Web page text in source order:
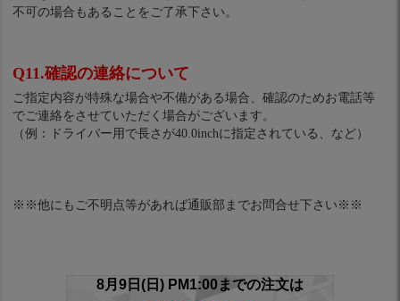
不可の場合もあることをご了承下さい。
Q11.確認の連絡について
ご指定内容が特殊な場合や不備がある場合、確認のためお電話等
でご連絡をさせていただく場合がございます。
（例：ドライバー用で長さが40.0inchに指定されている、など）
※※他にもご不明点等があれば通販部までお問合せ下さい※※